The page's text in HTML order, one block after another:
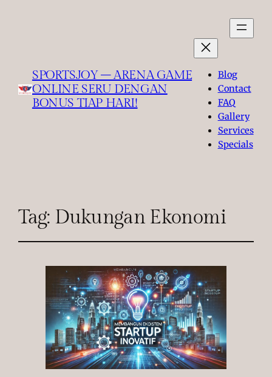
SPORTSJOY – ARENA GAME
ONLINE SERU DENGAN
BONUS TIAP HARI!
Blog
Contact
FAQ
Gallery
Services
Specials
Tag: Dukungan Ekonomi